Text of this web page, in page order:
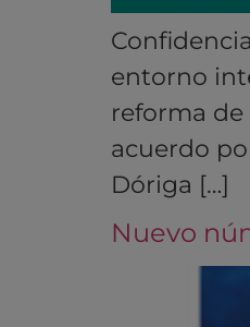
entorno
reforma
acuerdo
Dóriga […]
Nuevo